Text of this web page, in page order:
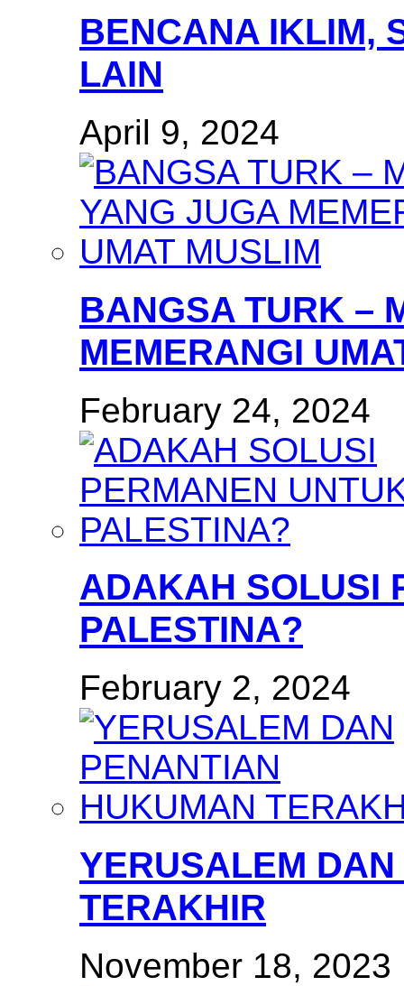
BENCANA IKLIM,
LAIN
April 9, 2024
BANGSA TURK –
MEMERANGI
February 24, 2024
ADAKAH SOLUSI
PALESTINA?
February 2, 2024
YERUSALEM
TERAKHIR
November 18, 2023